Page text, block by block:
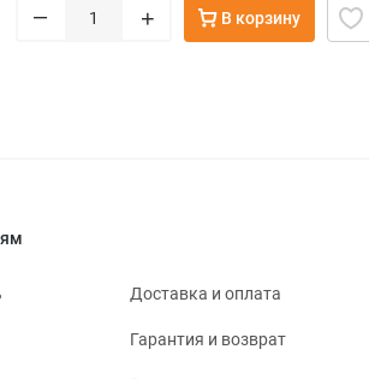
– + В корзину
Доставка и оплата
Гарантия и возврат